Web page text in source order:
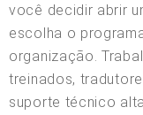
você decidir abrir
escolha o
organização.
treinados,
suporte técnico